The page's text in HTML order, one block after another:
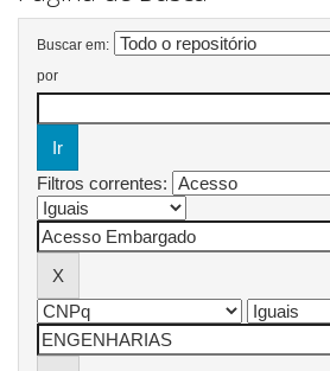
Buscar em:
por
Filtros correntes: